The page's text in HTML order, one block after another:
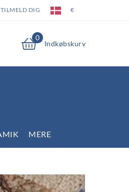
TILMELD DIG €
0
Indkøbskurv
MERE